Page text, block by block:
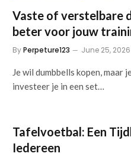
Vaste of verstelbare
beter voor jouw
ByPerpeture123 June 25, 2026
Je wil dumbbells kopen, maar
investeer je in een set…
Tafelvoetbal: Een
Iedereen